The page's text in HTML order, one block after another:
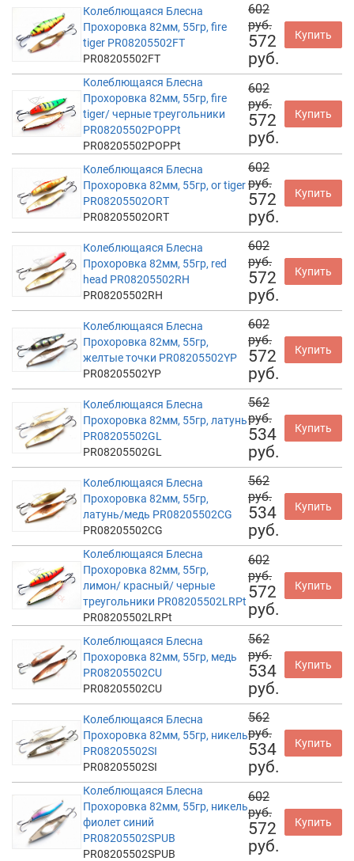
Колеблющаяся Блесна
Прохоровка 82мм, 55гр, fire
tiger PR08205502FT
PR08205502FT
602
руб.
572
руб.
Купить
Колеблющаяся Блесна
Прохоровка 82мм, 55гр, fire
tiger/ черные треугольники
PR08205502POPPt
PR08205502POPPt
602
руб.
572
руб.
Купить
Колеблющаяся Блесна
Прохоровка 82мм, 55гр, or tiger
PR08205502ORT
PR08205502ORT
602
руб.
572
руб.
Купить
Колеблющаяся Блесна
Прохоровка 82мм, 55гр, red
head PR08205502RH
PR08205502RH
602
руб.
572
руб.
Купить
Колеблющаяся Блесна
Прохоровка 82мм, 55гр,
желтые точки PR08205502YP
PR08205502YP
602
руб.
572
руб.
Купить
Колеблющаяся Блесна
Прохоровка 82мм, 55гр, латунь
PR08205502GL
PR08205502GL
562
руб.
534
руб.
Купить
Колеблющаяся Блесна
Прохоровка 82мм, 55гр,
латунь/медь PR08205502CG
PR08205502CG
562
руб.
534
руб.
Купить
Колеблющаяся Блесна
Прохоровка 82мм, 55гр,
лимон/ красный/ черные
треугольники PR08205502LRPt
PR08205502LRPt
602
руб.
572
руб.
Купить
Колеблющаяся Блесна
Прохоровка 82мм, 55гр, медь
PR08205502CU
PR08205502CU
562
руб.
534
руб.
Купить
Колеблющаяся Блесна
Прохоровка 82мм, 55гр, никель
PR08205502SI
PR08205502SI
562
руб.
534
руб.
Купить
Колеблющаяся Блесна
Прохоровка 82мм, 55гр, никель
фиолет синий
PR08205502SPUB
PR08205502SPUB
602
руб.
572
руб.
Купить